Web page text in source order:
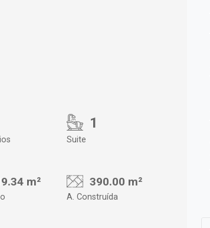
1
Suite
m² 390.00 m²
A. Construída